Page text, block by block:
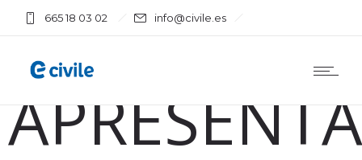
665 18 03 02 info@civile.es
DE